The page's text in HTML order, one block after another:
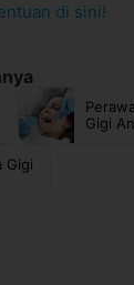
di sini!
Gigi
Gigi